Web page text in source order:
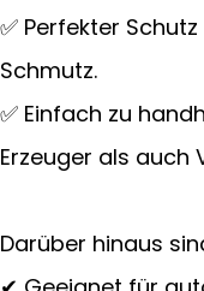
✅ Perfekter
Schmutz.
✅ Einfach zu
Erzeuger als auch
Darüber hinaus